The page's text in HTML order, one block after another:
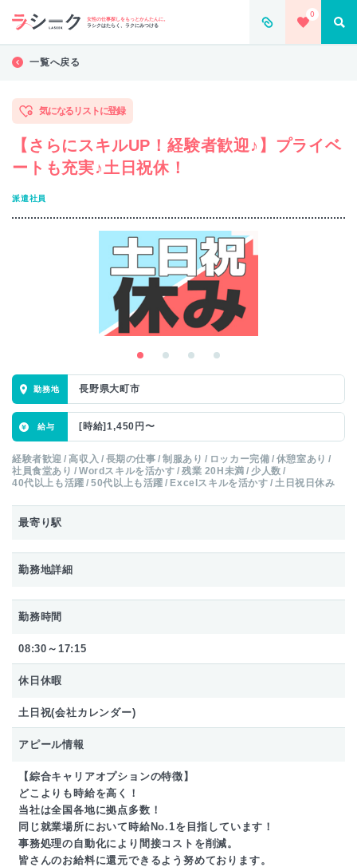
女性の仕事探しをもっとかんたんに。
ラシクはたらく、ラクにみつける
0
一覧へ戻る
気になるリストに登録
【さらにスキルUP！経験者歓迎♪】プライベ
ートも充実♪土日祝休！
派遣社員
長野県大町市
[時給]1,450円〜
経験者歓迎 高収入 長期の仕事 制服あり ロッカー完備
休憩室あり
社員食堂あり
Wordスキルを活かす 残業 20H未満
少人数
40代以上も活躍
50代以上も活躍 Excelスキルを活かす 土日祝日休み
最寄り駅
勤務地詳細
勤務時間
08:30～17:15
休日休暇
土日祝(会社カレンダー)
アピール情報
【綜合キャリアオプションの特徴】
どこよりも時給を高く！
当社は全国各地に拠点多数！
同じ就業場所において時給No.1を目指しています！
事務処理の自動化により間接コストを削減。
皆さんのお給料に還元できるよう努めております。